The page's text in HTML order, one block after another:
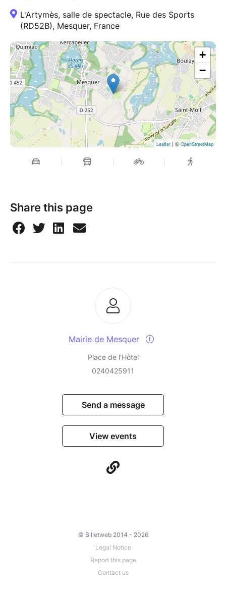
L'Artymès, salle de spectacle, Rue des Sports
(RD52B), Mesquer, France
+
−
Leaflet | © OpenStreetMap
Share this page
Mairie de Mesquer
Place de l'Hôtel
0240425911
Send a message
View events
© Billetweb 2014 - 2026
Legal Notice
Report this page
Contact us